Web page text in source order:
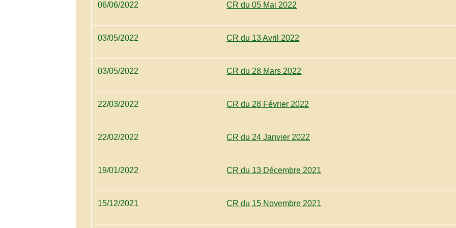
06/06/2022 CR du 05 Mai 2022
03/05/2022 CR du 13 Avril 2022
03/05/2022 CR du 28 Mars 2022
22/03/2022 CR du 28 Février 2022
22/02/2022 CR du 24 Janvier 2022
19/01/2022 CR du 13 Décembre 2021
15/12/2021 CR du 15 Novembre 2021